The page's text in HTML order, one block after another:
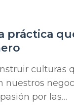
práctica
culturas
nuestros
por las